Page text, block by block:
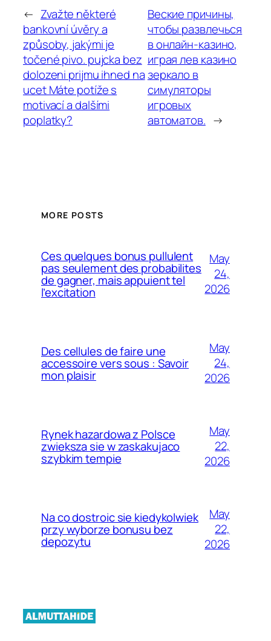
← Zvažte některé
bankovní úvěry a
způsoby, jakými je
točené pivo. pujcka bez
dolozeni prijmu ihned na
ucet Máte potíže s
motivací a dalšími
poplatky?
Веские причины,
чтобы развлечься
в онлайн-казино,
играя лев казино
зеркало в
симуляторы
игровых
автоматов. →
MORE POSTS
Ces quelques bonus pullulent
pas seulement des probabilites
de gagner, mais appuient tel
l’excitation
May
24,
2026
Des cellules de faire une
accessoire vers sous : Savoir
mon plaisir
May
24,
2026
Rynek hazardowa z Polsce
zwieksza sie w zaskakujaco
szybkim tempie
May
22,
2026
Na co dostroic sie kiedykolwiek
przy wyborze bonusu bez
depozytu
May
22,
2026